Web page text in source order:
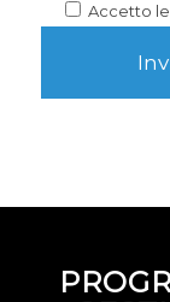
Accetto